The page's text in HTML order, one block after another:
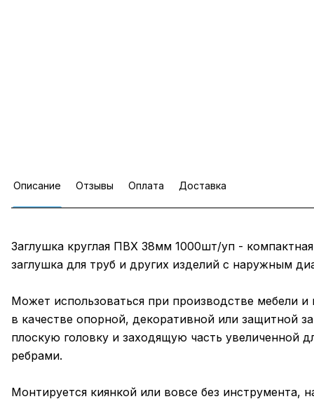
Описание Отзывы Оплата Доставка
Заглушка круглая ПВХ 38мм 1000шт/уп -
заглушка для труб и других изделий с наружным
Может использоваться при производстве мебели и
в качестве опорной, декоративной или защитной
плоскую головку и заходящую часть увеличенной
ребрами.
Монтируется киянкой или вовсе без инструмента,